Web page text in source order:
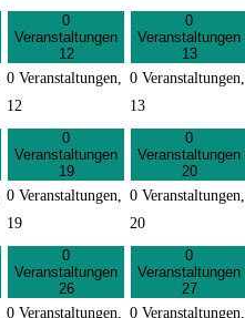
0
Veranstaltungen
12
0 Veranstaltungen,
12
0
Veranstaltungen
13
0 Veranstaltungen,
13
0
Veranstaltungen
19
0 Veranstaltungen,
19
0
Veranstaltungen
20
0 Veranstaltungen,
20
0
Veranstaltungen
26
0 Veranstaltungen,
0
Veranstaltungen
27
0 Veranstaltungen,